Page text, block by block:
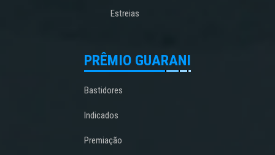
Estreias
PRÊMIO GUARANI
Bastidores
Indicados
Premiação